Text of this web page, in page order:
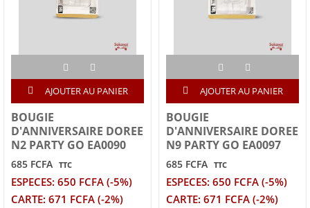
AJOUTER AU PANIER
BOUGIE
D'ANNIVERSAIRE DOREE
N2 PARTY GO EA0090
685 FCFA TTC
ESPECES: 650 FCFA (-5%)
CARTE: 671 FCFA (-2%)
AJOUTER AU PANIER
BOUGIE
D'ANNIVERSAIRE DOREE
N9 PARTY GO EA0097
685 FCFA TTC
ESPECES: 650 FCFA (-5%)
CARTE: 671 FCFA (-2%)